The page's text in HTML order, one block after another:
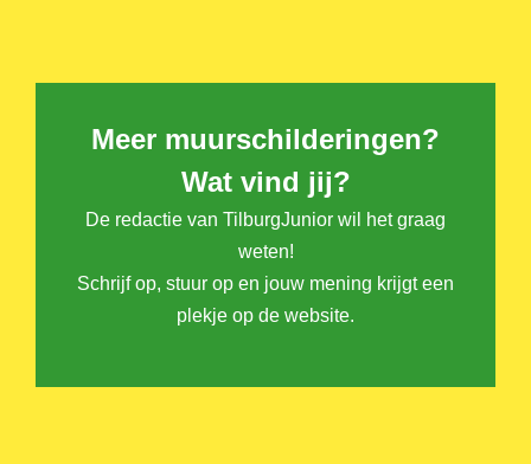
Meer muurschilderingen?
Wat vind jij?
De redactie van TilburgJunior wil het graag
weten!
Schrijf op, stuur op en jouw mening krijgt een
plekje op de website.